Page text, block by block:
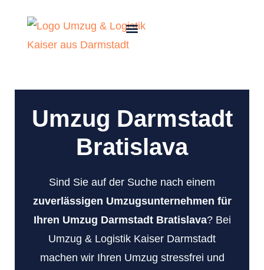
Umzug Darmstadt
Bratislava
Sind Sie auf der Suche nach einem
zuverlässigen Umzugsunternehmen für
Ihren Umzug Darmstadt Bratislava? Bei
Umzug & Logistik Kaiser Darmstadt
machen wir Ihren Umzug stressfrei und